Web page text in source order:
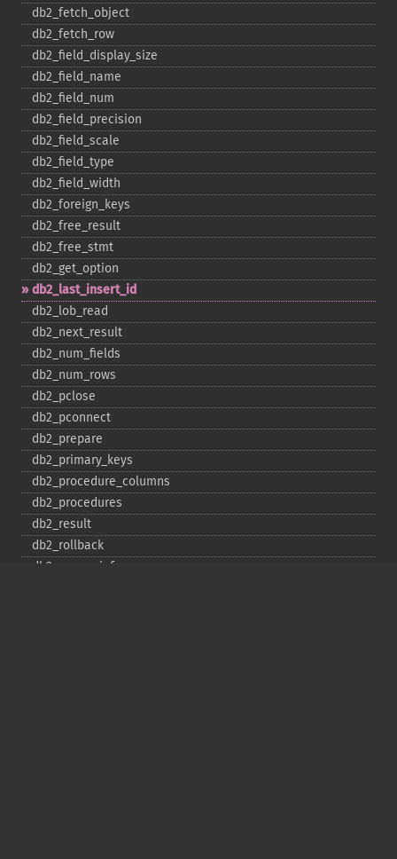
db2_​fetch_​object
db2_​fetch_​row
db2_​field_​display_​size
db2_​field_​name
db2_​field_​num
db2_​field_​precision
db2_​field_​scale
db2_​field_​type
db2_​field_​width
db2_​foreign_​keys
db2_​free_​result
db2_​free_​stmt
db2_​get_​option
db2_​last_​insert_​id
db2_​lob_​read
db2_​next_​result
db2_​num_​fields
db2_​num_​rows
db2_​pclose
db2_​pconnect
db2_​prepare
db2_​primary_​keys
db2_​procedure_​columns
db2_​procedures
db2_​result
db2_​rollback
db2_​server_​info